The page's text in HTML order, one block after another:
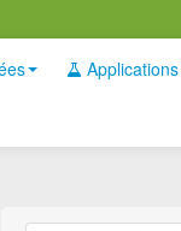
Applications